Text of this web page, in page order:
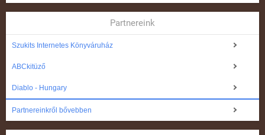
Partnereink
Szukits Internetes Könyváruház
ABCkitüző
Diablo - Hungary
Partnereinkről bővebben